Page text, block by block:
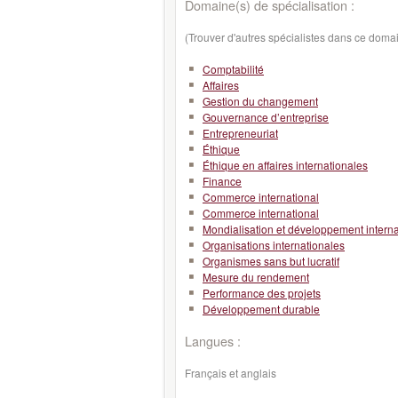
Domaine(s) de spécialisation :
(Trouver d'autres spécialistes dans ce
Comptabilité
Affaires
Gestion du changement
Gouvernance d’entreprise
Entrepreneuriat
Éthique
Éthique en affaires internationales
Finance
Commerce international
Commerce international
Mondialisation et développement
Organisations internationales
Organismes sans but lucratif
Mesure du rendement
Performance des projets
Développement durable
Langues :
Français et anglais